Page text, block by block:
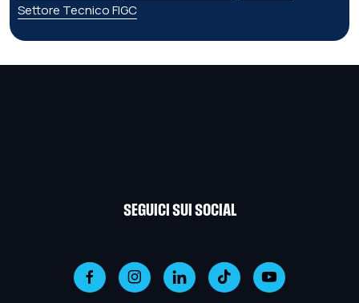
Settore Tecnico FIGC
SEGUICI SUI SOCIAL